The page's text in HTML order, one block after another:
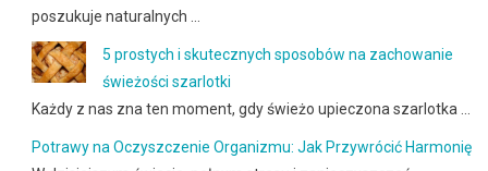
poszukuje naturalnych …
5 prostych i skutecznych sposobów na zachowanie
świeżości szarlotki
Każdy z nas zna ten moment, gdy świeżo upieczona szarlotka …
Potrawy na Oczyszczenie Organizmu: Jak Przywrócić Harmonię